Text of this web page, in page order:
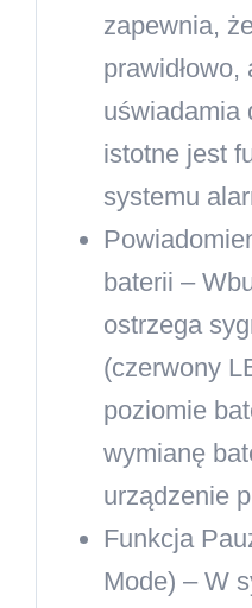
zapewnia,
prawidłowo,
uświadamia
istotne jest
systemu
baterii –
ostrzega
(czerwony
poziomie
wymianę
urządzenie
Funkcja
Mode) – W